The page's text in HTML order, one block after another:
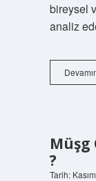
bireysel
analiz
Müşg
?
Tarih: